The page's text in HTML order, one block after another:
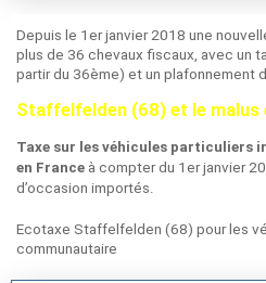
Depuis le 1er janvier 2018 une
plus de 36 chevaux fiscaux, avec un
partir du 36ème) et un plafonnement
Staffelfelden (68) et le malus
Taxe sur les véhicules particuliers
en France à compter du 1er janvier
d’occasion importés.
Ecotaxe Staffelfelden (68) pour les
communautaire